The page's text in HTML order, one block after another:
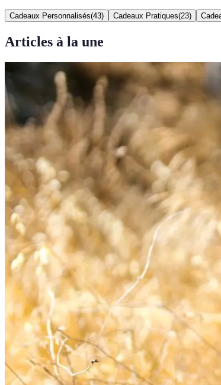
Cadeaux Personnalisés(43) Cadeaux Pratiques(23)
Articles à la une